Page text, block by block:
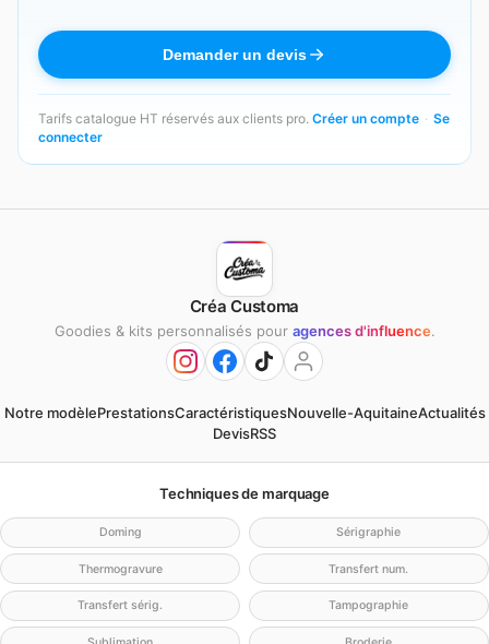
Demander un devis
Tarifs catalogue HT réservés aux clients pro. Créer un compte · Se
connecter
Créa Customa
Goodies & kits personnalisés pour agences d'influence.
Notre modèlePrestationsCaractéristiquesNouvelle-AquitaineActualités
DevisRSS
Techniques de marquage
Doming Sérigraphie
Thermogravure Transfert num.
Transfert sérig. Tampographie